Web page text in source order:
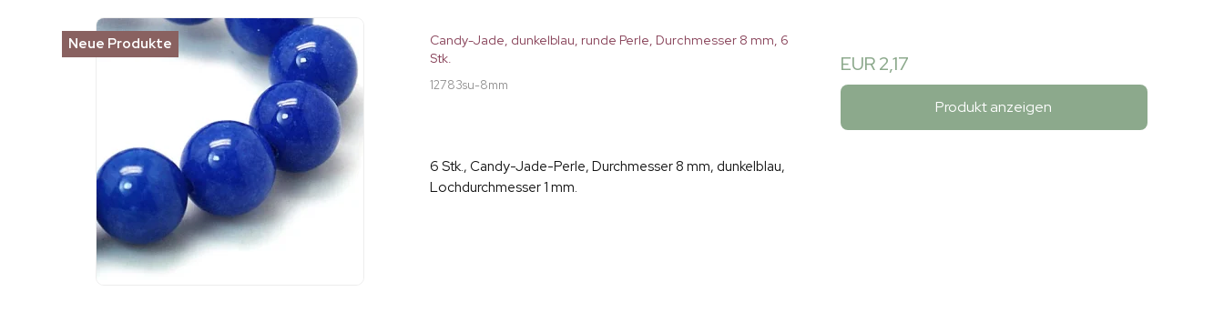
Neue Produkte
Candy-Jade, dunkelblau, runde Perle, Durchmesser 8 mm, 6
Stk.
12783su-8mm
6 Stk., Candy-Jade-Perle, Durchmesser 8 mm, dunkelblau,
Lochdurchmesser 1 mm.
EUR 2,17
Produkt anzeigen